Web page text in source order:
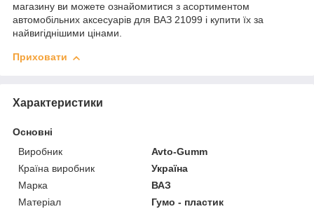
магазину ви можете ознайомитися з асортиментом
автомобільних аксесуарів для ВАЗ 21099 і купити їх за
найвигіднішими цінами.
Приховати
Характеристики
Основні
Виробник
Avto-Gumm
Країна виробник
Україна
Марка
ВАЗ
Матеріал
Гумо - пластик